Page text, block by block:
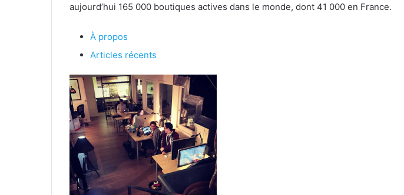
aujourd’hui 165 000 boutiques actives dans le monde, dont 41 000 en France.
À propos
Articles récents